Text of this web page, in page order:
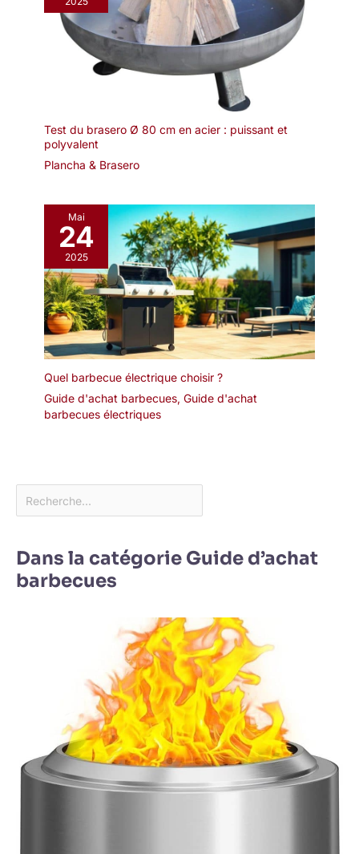
Test du brasero Ø 80 cm en acier : puissant et
polyvalent
Plancha & Brasero
Mai
24
2025
Quel barbecue électrique choisir ?
Guide d'achat barbecues, Guide d'achat
barbecues électriques
Dans la catégorie Guide d’achat
barbecues